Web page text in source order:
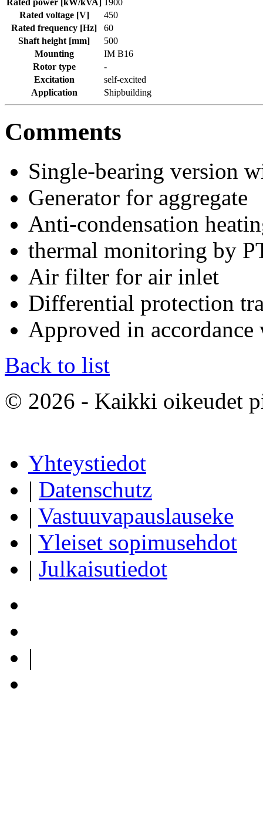
Rated power [kW/kVA]
1900
Rated voltage [V]
450
Rated frequency [Hz]
60
Shaft height [mm]
500
Mounting
IM B16
Rotor type
-
Excitation
self-excited
Application
Shipbuilding
Comments
Single-bearing version
Generator for aggregate
Anti-condensation
thermal monitoring by
Air filter for air inlet
Differential protection
Approved in
Back to list
© 2026 - Kaikki oikeudet
Yhteystiedot
| Datenschutz
| Vastuuvapauslauseke
| Yleiset sopimusehdot
| Julkaisutiedot
|